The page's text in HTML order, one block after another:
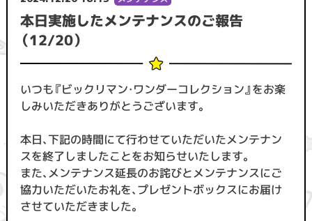
本日実施したメンテナンスのご報告
（12/20）
いつも『ビックリマン・ワンダーコレクション』をお楽
しみいただきありがとうございます。
本日、下記の時間にて行わせていただいたメンテナン
スを終了しましたことをお知らせいたします。
また、メンテナンス延長のお詫びとメンテナンスにご
協力いただいたお礼を、プレゼントボックスにお届け
させていただきました。